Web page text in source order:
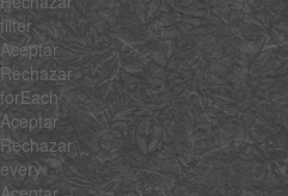
filter
Aceptar
Rechazar
forEach
Aceptar
Rechazar
every